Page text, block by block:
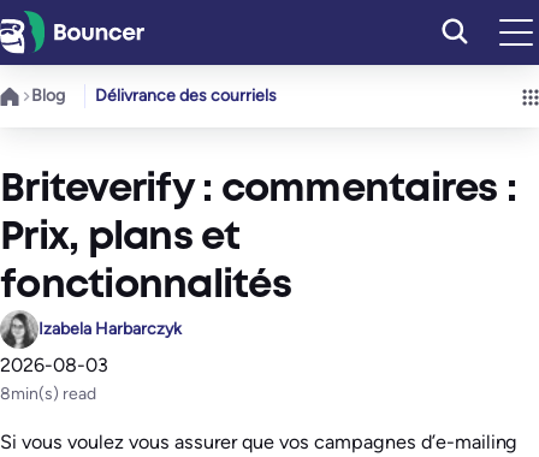
Aller
au
contenu
Blog Délivrance des courriels
Briteverify : commentaires :
Prix, plans et
fonctionnalités
Izabela Harbarczyk
2026-08-03
8min(s) read
Si vous voulez vous assurer que vos campagnes d’e-mailing